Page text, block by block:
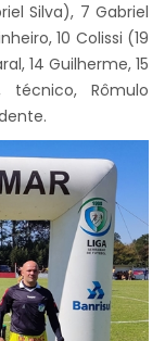
Silva), 7 Gabriel
10 Colissi (19
14 Guilherme, 15
técnico, Rômulo